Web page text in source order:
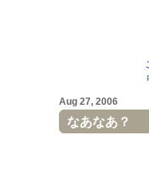
Aug 27, 2006
なあなあ？